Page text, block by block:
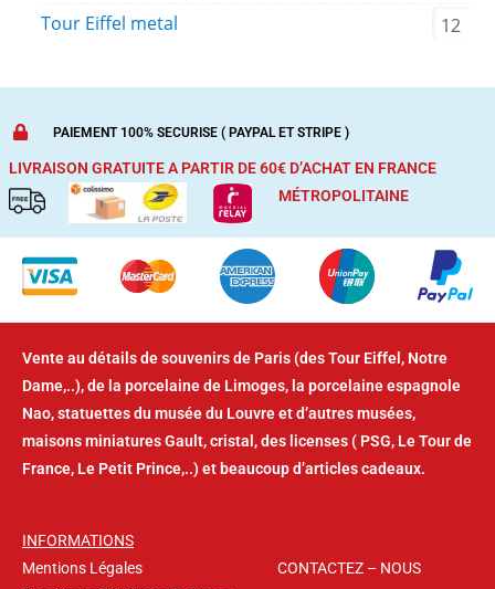
Tour Eiffel metal
12
PAIEMENT 100% SECURISE ( PAYPAL ET STRIPE )
LIVRAISON GRATUITE A PARTIR DE 60€ D’ACHAT EN FRANCE
MÉTROPOLITAINE
Vente au détails de souvenirs de Paris (des Tour Eiffel, Notre
Dame,..), de la porcelaine de Limoges, la porcelaine espagnole
Nao, statuettes du musée du Louvre et d’autres musées,
maisons miniatures Gault, cristal, des licenses ( PSG, Le Tour de
France, Le Petit Prince,..) et beaucoup d’articles cadeaux.
INFORMATIONS
Mentions Légales
CONTACTEZ – NOUS